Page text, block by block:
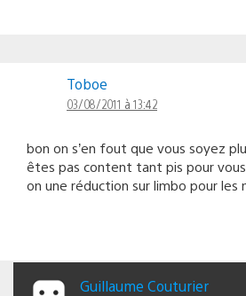
Toboe
03/08/2011 à 13:42
bon on s’en fout que vous soyez
êtes pas content tant pis pour
on une réduction sur limbo pour les
Guillaume Couturier